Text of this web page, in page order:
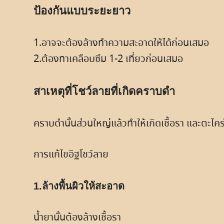
ป้องกันแบบระยะยาว
1.อาจจะต้องล้างทำความสะอาดให้ได้ก่อนเสมอ
2.ต้องทาเคลือบซึม 1-2 เที่ยวก่อนเสมอ
สาเหตุที่โชว์ลายที่เกิดคราบดำ
คราบดำนั้นส่วนใหญ่แล้วทำให้เกิดเชื้อรา และตะไ
การแก้ไขอิฐโชว์ลาย
1.ล้างพื้นผิวให้สะอาด
น้ำยานั้นต้องล้างเชื้อรา